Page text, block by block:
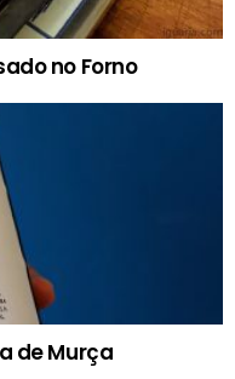
no Forno
de Murça